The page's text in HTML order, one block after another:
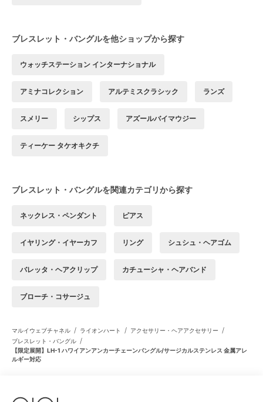
ブレスレット・バングルを他ショップから探す
ウォッチステーション インターナショナル
アミナコレクション アルテミスクラシック ランズ
スメリー シップス アズールバイマウジー
ティーケー タケオキクチ
ブレスレット・バングルを関連カテゴリから探す
ネックレス・ペンダント ピアス
イヤリング・イヤーカフ リング シュシュ・ヘアゴム
バレッタ・ヘアクリップ カチューシャ・ヘアバンド
ブローチ・コサージュ
マルイウェブチャネル / ライオンハート / アクセサリー・ヘアアクセサリー /
ブレスレット・バングル /
【限定展開】LH-1 ハワイアンアンカーチェーンバングル/サージカルステンレス 金属アレ
ルギー対応